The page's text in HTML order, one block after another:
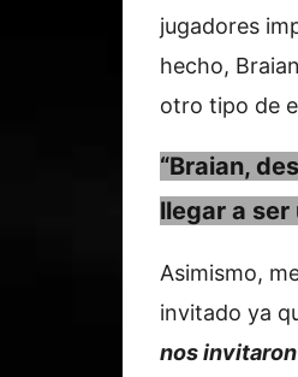
jugadores
hecho,
otro tipo de
“Braian,
llegar a ser
Asimismo,
invitado ya
nos